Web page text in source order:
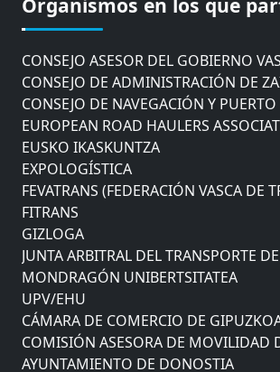
AYUNTAMIENTO DE DONOSTIA
COMITÉ DE INSPECCION DE GIPUZKOA
CONSEJO ASESOR DEL GOBIERNO
CONSEJO DE ADMINISTRACIÓN DE
CONSEJO DE NAVEGACIÓN Y PUERTO
EUROPEAN ROAD HAULERS
EUSKO IKASKUNTZA
EXPOLOGÍSTICA
FEVATRANS (FEDERACIÓN VASCA DE
FITRANS
GIZLOGA
JUNTA ARBITRAL DEL TRANSPORTE
MONDRAGÓN UNIBERTSITATEA
UPV/EHU
CÁMARA DE COMERCIO DE GIPUZKOA
COMISIÓN ASESORA DE MOVILIDAD
AYUNTAMIENTO DE DONOSTIA